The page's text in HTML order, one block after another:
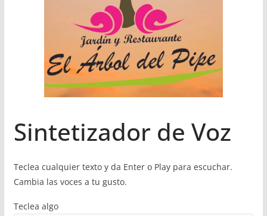
Sintetizador de Voz
Teclea cualquier texto y da Enter o Play para escuchar.
Cambia las voces a tu gusto.
Teclea algo